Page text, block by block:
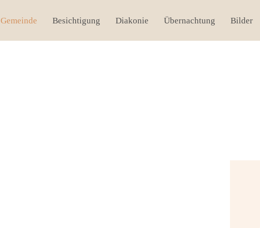
Gemeinde Besichtigung Diakonie Übernachtung Bilder